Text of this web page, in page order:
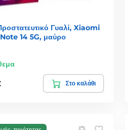
Γυαλί, Xiaomi
14 5G, μαύρο
Στο καλάθι